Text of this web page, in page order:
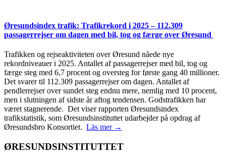
Øresundsindex trafik: Trafikrekord i 2025 – 112.309
passagerrejser om dagen med bil, tog og færge over Øresund
Trafikken og rejseaktiviteten over Øresund nåede nye
rekordniveauer i 2025. Antallet af passagerrejser med bil, tog og
færge steg med 6,7 procent og oversteg for første gang 40 millioner.
Det svarer til 112.309 passagerrejser om dagen. Antallet af
pendlerrejser over sundet steg endnu mere, nemlig med 10 procent,
men i slutningen af sidste år aftog tendensen. Godstrafikken har
været stagnerende. Det viser rapporten Øresundsindex
trafikstatistik, som Øresundsinstituttet udarbejder på opdrag af
Øresundsbro Konsortiet. Läs mer →
ØRESUNDSINSTITUTTET